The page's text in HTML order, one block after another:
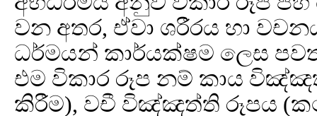
වන අතර, ඒවා ශරීරය හා
ධර්මයන් කාර්යක්ෂම ලෙස
එම විකාර රූප නම් කාය
කිරීම), වචී විඤ්ඤත්ති රූපය